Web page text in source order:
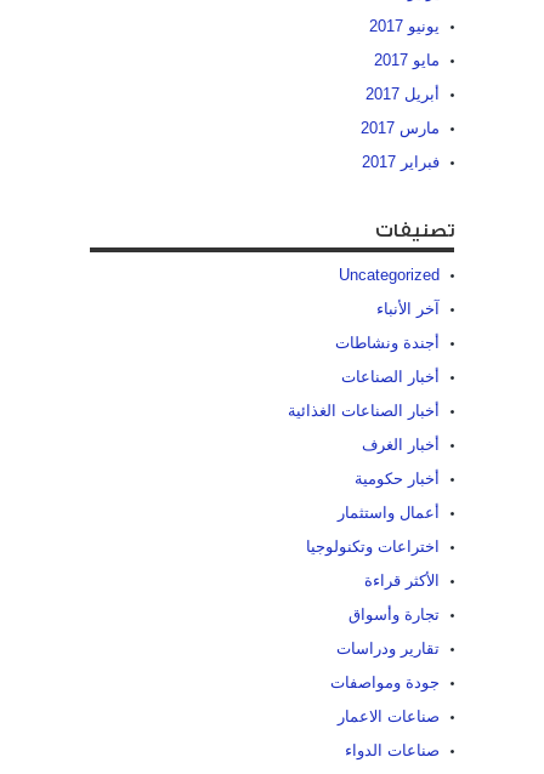
يونيو 2017
مايو 2017
أبريل 2017
مارس 2017
فبراير 2017
تصنيفات
Uncategorized
آخر الأنباء
أجندة ونشاطات
أخبار الصناعات
أخبار الصناعات الغذائية
أخبار الغرف
أخبار حكومية
أعمال واستثمار
اختراعات وتكنولوجيا
الأكثر قراءة
تجارة وأسواق
تقارير ودراسات
جودة ومواصفات
صناعات الاعمار
صناعات الدواء